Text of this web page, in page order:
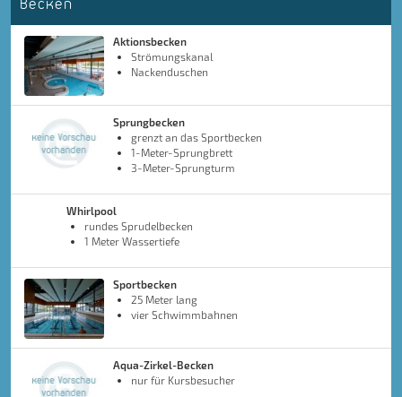
Becken
Aktionsbecken
Strömungskanal
Nackenduschen
Sprungbecken
grenzt an das Sportbecken
1-Meter-Sprungbrett
3-Meter-Sprungturm
Whirlpool
rundes Sprudelbecken
1 Meter Wassertiefe
Sportbecken
25 Meter lang
vier Schwimmbahnen
Aqua-Zirkel-Becken
nur für Kursbesucher